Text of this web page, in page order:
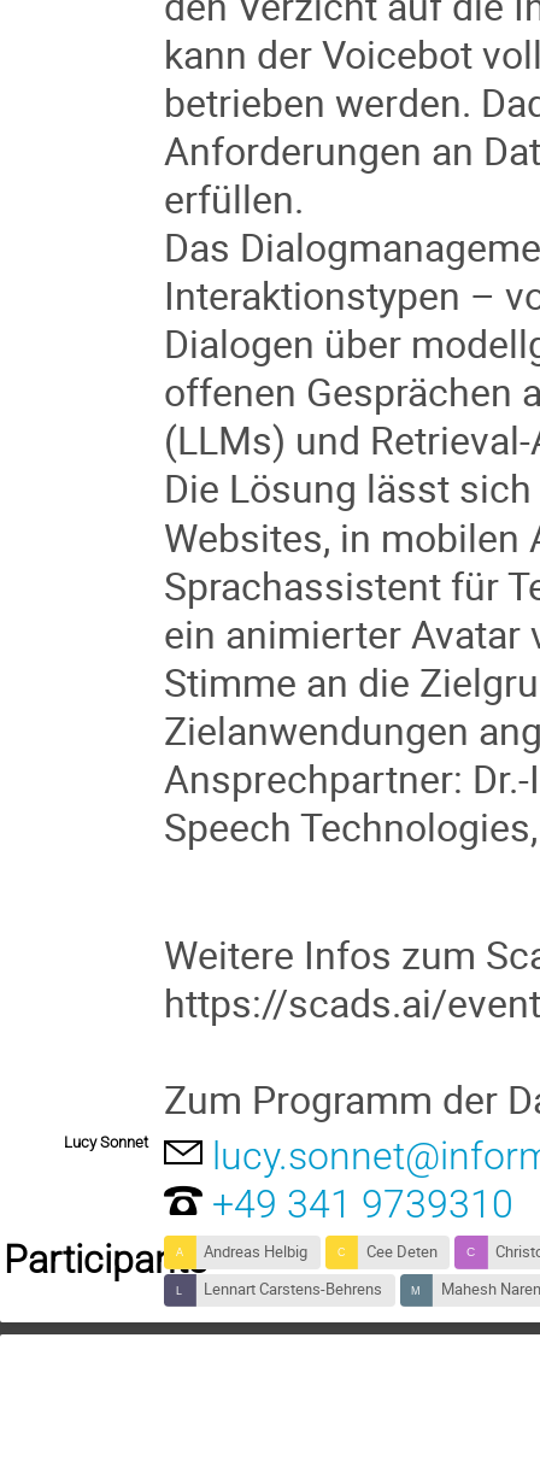
kann der Voicebot
betrieben werden.
Anforderungen an
erfüllen.
Das
Interaktionstypen –
Dialogen über
offenen Gesprächen
(LLMs) und
Die Lösung lässt
Websites, in mobilen
Sprachassistent für
ein animierter Avatar
Stimme an die
Zielanwendungen
Ansprechpartner:
Speech
Weitere Infos zum
https://scads.ai/
Zum Programm der
Lucy Sonnet
+49 341 9739310
ParticipantsAndreas Helbig Cee Deten
Lennart Carstens-Behrens
Mahesh